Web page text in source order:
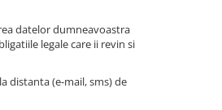
datelor dumneavoastra
legale care ii revin si
distanta (e-mail, sms) de